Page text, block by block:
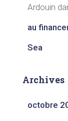
Ardouin
au
Sea
Archives
octobre